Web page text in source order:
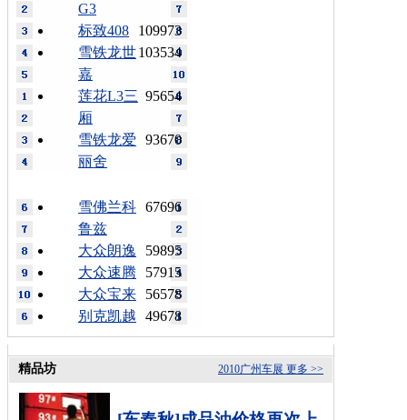
G3
109973
标致408
103534
雪铁龙世
嘉
95654
莲花L3三
厢
93670
雪铁龙爱
丽舍
67696
雪佛兰科
鲁兹
59895
大众朗逸
57915
大众速腾
56578
大众宝来
49678
别克凯越
更多 >>
2010广州车展
精品坊